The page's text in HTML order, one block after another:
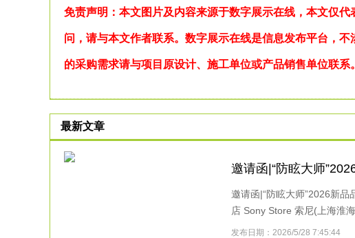
免责声明：本文图片及内容来源于数字展示在线，本文仅
问，请与本文作者联系。数字展示在线是信息发布平台，
的采购需求请与项目原设计、施工单位或产品销售单位联系
最新文章
邀请函|“防眩大师
邀请函|“防眩大师”2026新
店 Sony Store 索尼(上海淮
发布日期：2026/5/28